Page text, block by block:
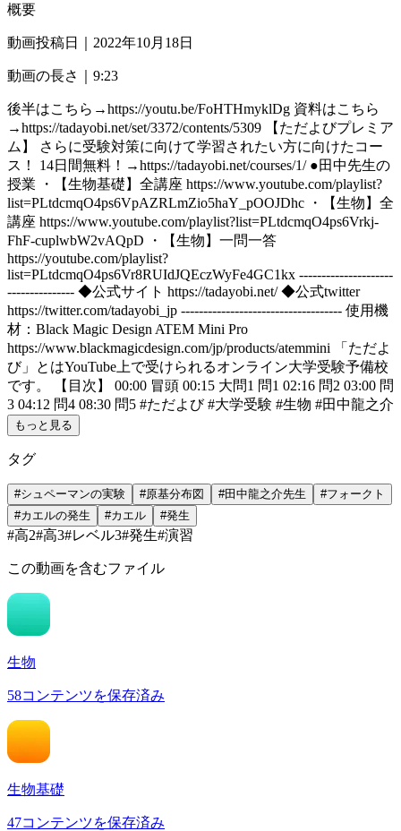
概要
動画投稿日｜ 2022年10月18日
動画の長さ｜ 9:23
後半はこちら→https://youtu.be/FoHTHmyklDg 資料はこちら
→https://tadayobi.net/set/3372/contents/5309 【ただよびプレミア
ム】 さらに受験対策に向けて学習されたい方に向けたコー
ス！ 14日間無料！→https://tadayobi.net/courses/1/ ●田中先生の
授業 ・【生物基礎】全講座 https://www.youtube.com/playlist?
list=PLtdcmqO4ps6VpAZRLmZio5haY_pOOJDhc ・【生物】全
講座 https://www.youtube.com/playlist?list=PLtdcmqO4ps6Vrkj-
FhF-cuplwbW2vAQpD ・【生物】一問一答
https://youtube.com/playlist?
list=PLtdcmqO4ps6Vr8RUIdJQEczWyFe4GC1kx ---------------------
--------------- ◆公式サイト https://tadayobi.net/ ◆公式twitter
https://twitter.com/tadayobi_jp ------------------------------------ 使用機
材：Black Magic Design ATEM Mini Pro
https://www.blackmagicdesign.com/jp/products/atemmini 「ただよ
び」とはYouTube上で受けられるオンライン大学受験予備校
です。 【目次】 00:00 冒頭 00:15 大問1 問1 02:16 問2 03:00 問
3 04:12 問4 08:30 問5 #ただよび #大学受験 #生物 #田中龍之介
もっと見る
タグ
#シュペーマンの実験 #原基分布図 #田中龍之介先生 #フォークト
#カエルの発生 #カエル #発生
#高2#高3#レベル3#発生#演習
この動画を含むファイル
生物
58コンテンツを保存済み
生物基礎
47コンテンツを保存済み